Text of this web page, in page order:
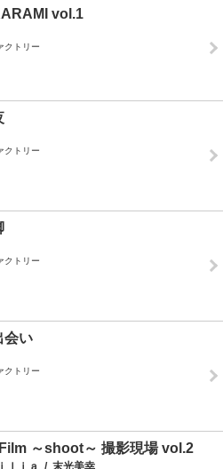
vol.1
クトリー
クトリー
クトリー
会い
クトリー
～shoot～ 撮影現場 vol.2